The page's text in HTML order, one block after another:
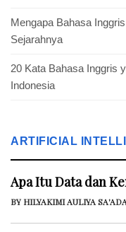
Mengapa Bahasa
Sejarahnya
20 Kata Bahasa Inggris
Indonesia
ARTIFICIAL
Apa Itu Data dan
BY HILYAKIMI AULIYA